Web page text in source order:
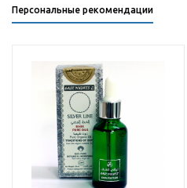
Персональные рекомендации